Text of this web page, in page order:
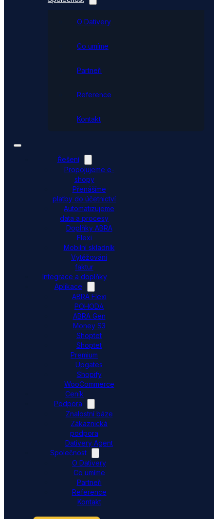
O Dativery
Co umíme
Partneři
Reference
Kontakt
Řešení
Propojujeme e-
shopy
Přenášíme
platby do účetnictví
Automatizujeme
data a procesy
Doplňky ABRA
Flexi
Mobilní skladník
Vytěžování
faktur
Integrace a doplňky
Aplikace
ABRA Flexi
POHODA
ABRA Gen
Money S3
Shoptet
Shoptet
Premium
Upgates
Shopify
WooCommerce
Ceník
Podpora
Znalostní báze
Zákaznická
podpora
Dativery Agent
Společnost
O Dativery
Co umíme
Partneři
Reference
Kontakt